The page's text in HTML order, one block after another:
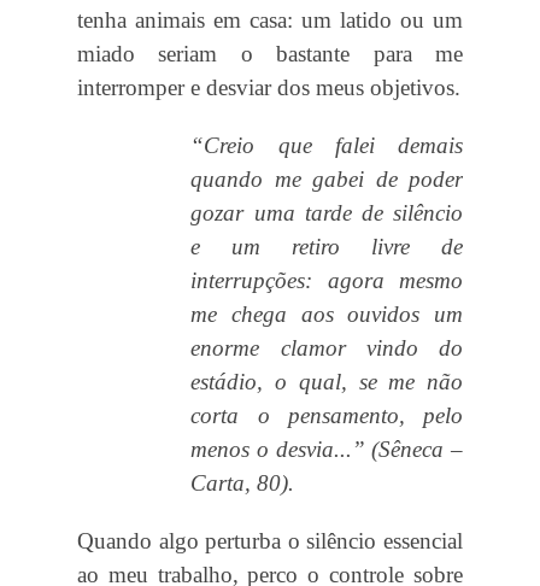
tenha animais em casa: um latido ou um
miado seriam o bastante para me
interromper e desviar dos meus objetivos.
“Creio que falei demais
quando me gabei de poder
gozar uma tarde de silêncio
e um retiro livre de
interrupções: agora mesmo
me chega aos ouvidos um
enorme clamor vindo do
estádio, o qual, se me não
corta o pensamento, pelo
menos o desvia...” (Sêneca –
Carta, 80).
Quando algo perturba o silêncio essencial
ao meu trabalho, perco o controle sobre